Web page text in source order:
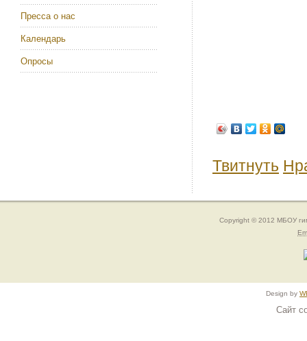
Пресса о нас
Календарь
Опросы
Твитнуть
Copyright © 2012 МБОУ
Design by
Сайт